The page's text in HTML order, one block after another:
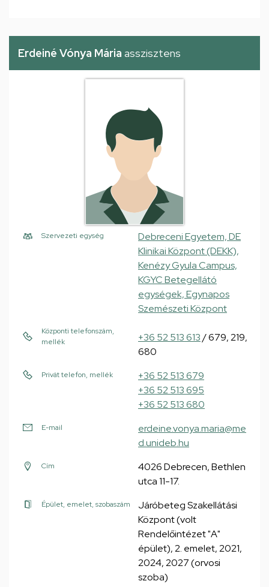
Erdeiné Vónya Mária asszisztens
Szervezeti egység
Debreceni Egyetem, DE
Klinikai Központ (DEKK),
Kenézy Gyula Campus,
KGYC Betegellátó
egységek, Egynapos
Szemészeti Központ
Központi telefonszám,
mellék
+36 52 513 613/ 679, 219,
680
Privát telefon, mellék
+36 52 513 679
+36 52 513 695
+36 52 513 680
E-mail
erdeine.vonya.maria@me
d.unideb.hu
Cím
4026 Debrecen, Bethlen
utca 11-17.
Épület, emelet, szobaszám
Járóbeteg Szakellátási
Központ (volt
Rendelőintézet "A"
épület), 2. emelet, 2021,
2024, 2027 (orvosi
szoba)